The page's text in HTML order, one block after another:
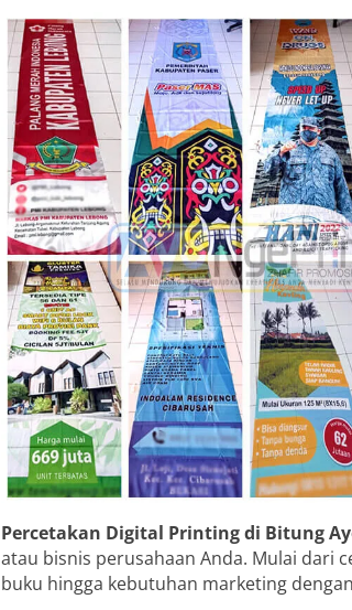
Percetakan Digital Printing di Bitung
atau bisnis perusahaan Anda. Mulai dari
buku hingga kebutuhan marketing